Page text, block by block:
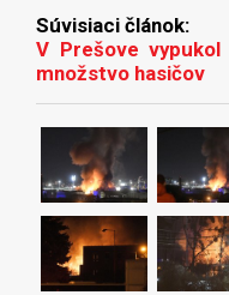
Súvisiaci článok:
V Prešove vypukol
množstvo hasičov